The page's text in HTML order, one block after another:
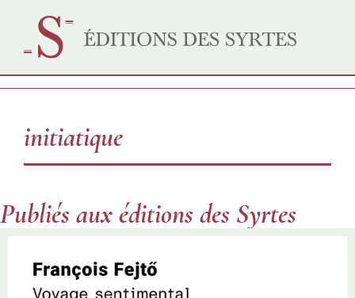
initiatique
Publiés aux éditions des Syrtes